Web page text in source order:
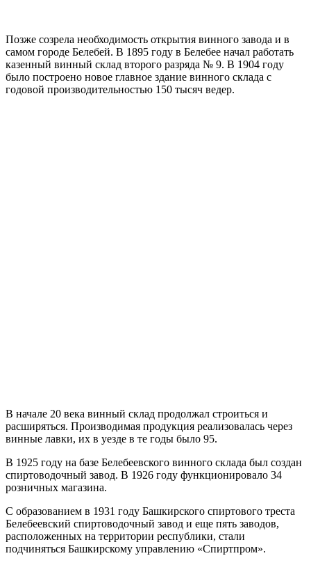
Позже созрела необходимость открытия винного завода и в
самом городе Белебей. В 1895 году в Белебее начал работать
казенный винный склад второго разряда № 9. В 1904 году
было построено новое главное здание винного склада с
годовой производительностью 150 тысяч ведер.
В начале 20 века винный склад продолжал строиться и
расширяться. Производимая продукция реализовалась через
винные лавки, их в уезде в те годы было 95.
В 1925 году на базе Белебеевского винного склада был создан
спиртоводочный завод. В 1926 году функционировало 34
розничных магазина.
С образованием в 1931 году Башкирского спиртового треста
Белебеевский спиртоводочный завод и еще пять заводов,
расположенных на территории республики, стали
подчиняться Башкирскому управлению «Спиртпром».